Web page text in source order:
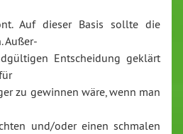
Auf dieser Basis sollte die
Außer-
Entscheidung geklärt
zu gewinnen wäre, wenn man
und/oder einen schmalen